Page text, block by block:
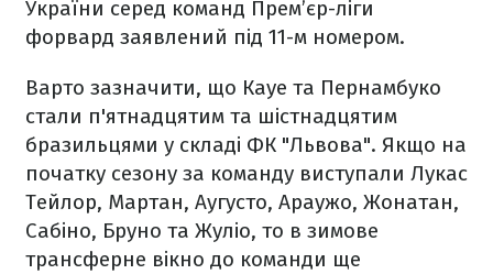
України серед команд Прем’єр-ліги
форвард заявлений під 11-м номером.
Варто зазначити, що Кауе та Пернамбуко
стали п'ятнадцятим та шістнадцятим
бразильцями у складі ФК "Львова". Якщо на
початку сезону за команду виступали Лукас
Тейлор, Мартан, Аугусто, Араужо, Жонатан,
Сабіно, Бруно та Жуліо, то в зимове
трансферне вікно до команди ще